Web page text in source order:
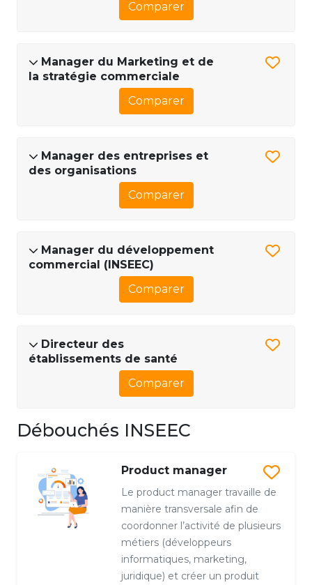
Comparer
Manager du Marketing et de
la stratégie commerciale
Comparer
Manager des entreprises et
des organisations
Comparer
Manager du développement
commercial (INSEEC)
Comparer
Directeur des
établissements de santé
Comparer
Débouchés INSEEC
Product manager
Le product manager travaille de
manière transversale afin de
coordonner l’activité de plusieurs
métiers (développeurs
informatiques, marketing,
juridique) et créer un produit